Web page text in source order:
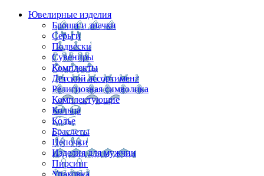
Ювелирные изделия
Броши и значки
Серьги
Подвески
Сувениры
Комплекты
Детский ассортимент
Религиозная символика
Комплектующие
Кольца
Колье
Браслеты
Цепочки
Изделия для мужчин
Пирсинг
Упаковка